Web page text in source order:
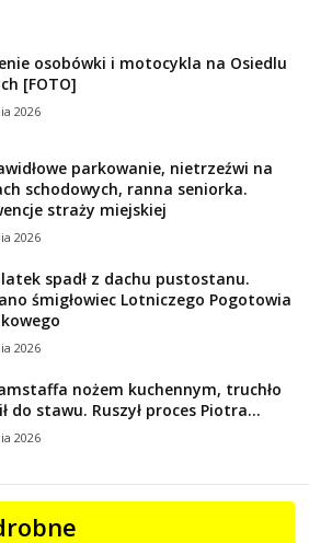
osobówki i motocykla na Osiedlu
[FOTO]
2026
parkowanie, nietrzeźwi na
schodowych, ranna seniorka.
straży miejskiej
2026
spadł z dachu pustostanu.
śmigłowiec Lotniczego Pogotowia
2026
nożem kuchennym, truchło
do stawu. Ruszył proces Piotra...
2026